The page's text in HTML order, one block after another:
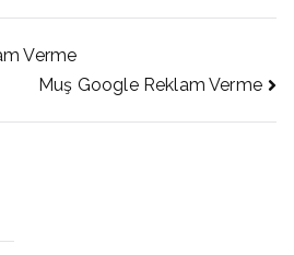
Verme
Muş Google Reklam Verme